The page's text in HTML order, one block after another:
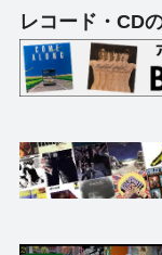
レコード・CD